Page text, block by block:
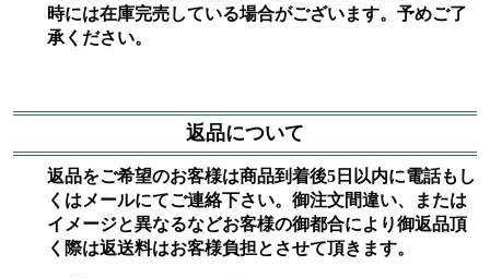
時には在庫完売している場合がございます。予めご了
承ください。
返品について
返品をご希望のお客様は商品到着後5日以内に電話もし
くはメールにてご連絡下さい。御注文間違い、または
イメージと異なるなどお客様の御都合により御返品頂
く際は返送料はお客様負担とさせて頂きます。